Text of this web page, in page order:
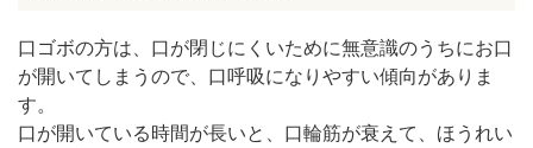
口ゴボの方は、口が閉じにくいために無意識のうちにお口
が開いてしまうので、口呼吸になりやすい傾向がありま
す。
口が開いている時間が長いと、口輪筋が衰えて、ほうれい